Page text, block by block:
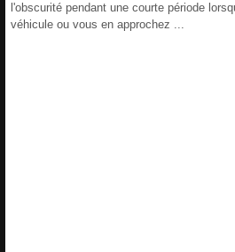
l'obscurité pendant une courte période
véhicule ou vous en approchez ...